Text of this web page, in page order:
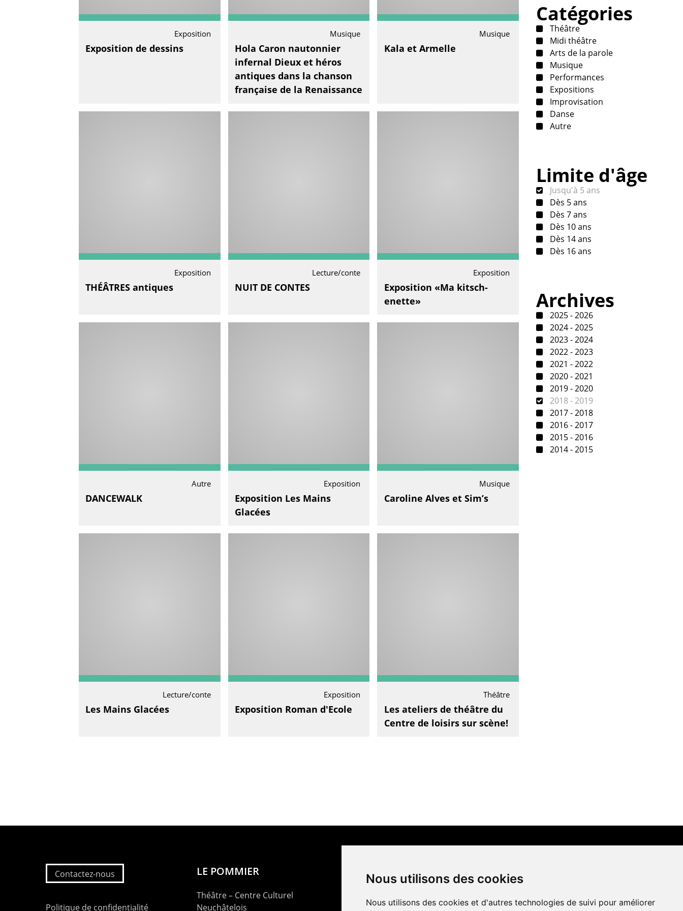
Nous utilisons des cookies
Nous utilisons des cookies et d'autres technologies de suivi pour améliorer
Exposition
Exposition de dessins
Musique
Hola Caron nautonnier
infernal Dieux et héros
antiques dans la chanson
française de la Renaissance
Musique
Kala et Armelle
Exposition
THÉÂTRES antiques
Lecture/conte
NUIT DE CONTES
Exposition
Exposition «Ma kitsch-
enette»
Autre
DANCEWALK
Exposition
Exposition Les Mains
Glacées
Musique
Caroline Alves et Sim’s
Lecture/conte
Les Mains Glacées
Exposition
Exposition Roman d'Ecole
Théâtre
Les ateliers de théâtre du
Centre de loisirs sur scène!
Catégories
Théâtre
Midi théâtre
Arts de la parole
Musique
Performances
Expositions
Improvisation
Danse
Autre
Limite d'âge
Jusqu'à 5 ans
Dès 5 ans
Dès 7 ans
Dès 10 ans
Dès 14 ans
Dès 16 ans
Archives
2025 - 2026
2024 - 2025
2023 - 2024
2022 - 2023
2021 - 2022
2020 - 2021
2019 - 2020
2018 - 2019
2017 - 2018
2016 - 2017
2015 - 2016
2014 - 2015
Contactez-nous
Politique de confidentialité
LE POMMIER
Théâtre – Centre Culturel
Neuchâtelois
LIENS AMIS